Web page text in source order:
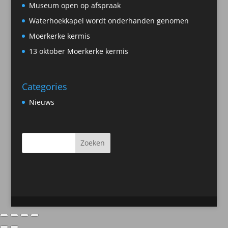
Museum open op afspraak
Waterhoekkapel wordt onderhanden genomen
Moerkerke kermis
13 oktober Moerkerke kermis
Categories
Nieuws